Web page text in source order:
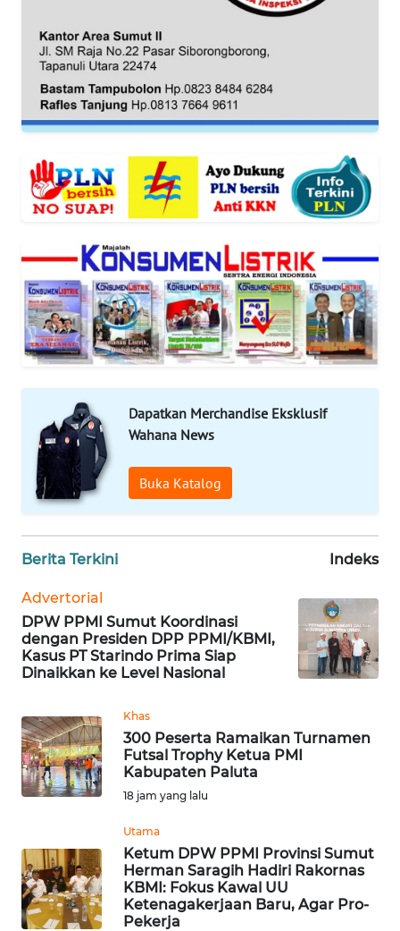
Dapatkan Merchandise Eksklusif
Wahana News
Buka Katalog
Berita Terkini Indeks
Advertorial
DPW PPMI Sumut Koordinasi
dengan Presiden DPP PPMI/KBMI,
Kasus PT Starindo Prima Siap
Dinaikkan ke Level Nasional
Khas
300 Peserta Ramaikan Turnamen
Futsal Trophy Ketua PMI
Kabupaten Paluta
18 jam yang lalu
Utama
Ketum DPW PPMI Provinsi Sumut
Herman Saragih Hadiri Rakornas
KBMI: Fokus Kawal UU
Ketenagakerjaan Baru, Agar Pro-
Pekerja
DISCLAIMER
Wahana
News
WN
SUMUT
WN
JAKARTA
WN
JABAR
BANTEN
WN
NTT
WN
PAPUA
WN
PAPUA
WN
RIAU
WN
JAMBI